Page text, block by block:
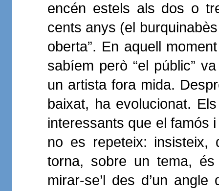
encén estels als dos o
cents anys (el
oberta”. En aquell
sabíem però “el públic”
un artista fora mida.
baixat, ha evolucionat.
interessants que el famós
no es repeteix:
torna, sobre un tema,
mirar-se’l des d’un